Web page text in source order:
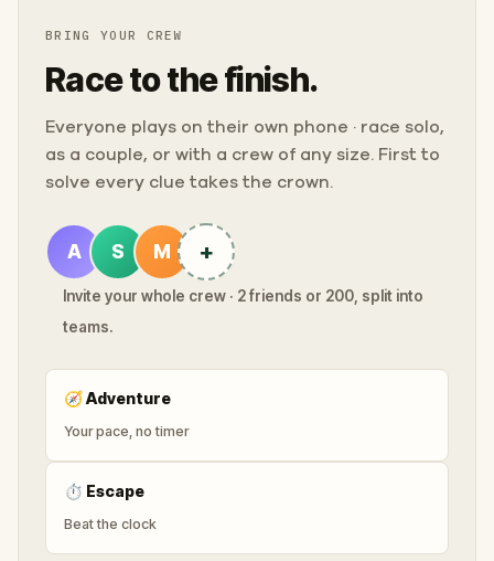
BRING YOUR CREW
Race to the finish.
Everyone plays on their own phone · race solo,
as a couple, or with a crew of any size. First to
solve every clue takes the crown.
A S M +
Invite your whole crew · 2 friends or 200, split into
teams.
🧭Adventure
Your pace, no timer
⏱ Escape
Beat the clock